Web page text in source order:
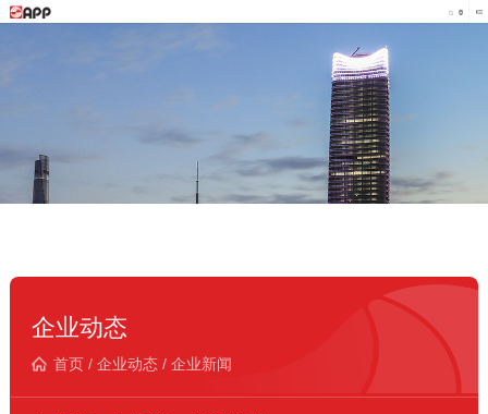
企业动态
首页/ 企业动态/ 企业新闻